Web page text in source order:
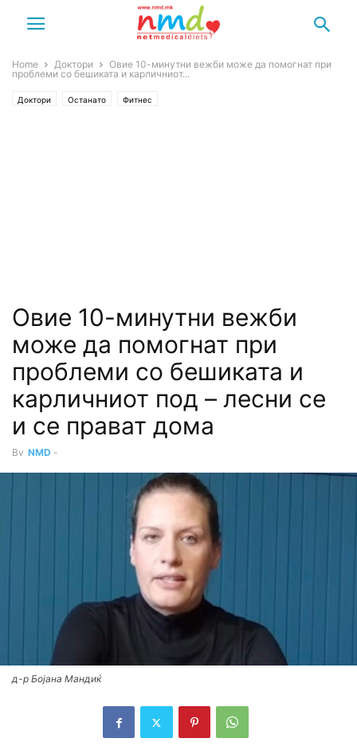
Home Доктори
Овие 10-минутни вежби може да помогнат при
проблеми со бешиката и карличниот...
Доктори Останато Фитнес
Овие 10-минутни вежби
може да помогнат при
проблеми со бешиката и
карличниот под – лесни се
и се прават дома
By NMD -
д-р Бојана Мандиќ